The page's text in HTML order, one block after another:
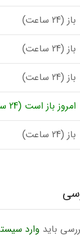
باز (24 ساعت)
باز (24 ساعت)
باز (24 ساعت)
امروز باز است (24 ساعت)
باز (24 ساعت)
باید وارد